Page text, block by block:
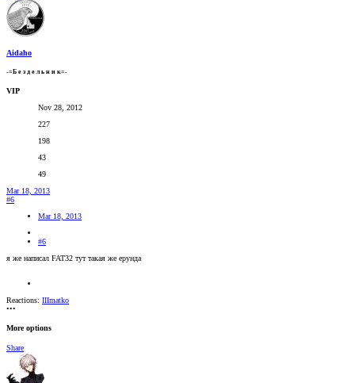
Aidaho
-=Б е з д е л ь н и к=-
VIP
Nov 28, 2012
227
198
43
49
Mar 18, 2013
#6
Mar 18, 2013
#6
я же написал FAT32 тут такая же ерунда
Reactions: IIImatko
•••
More options
Share